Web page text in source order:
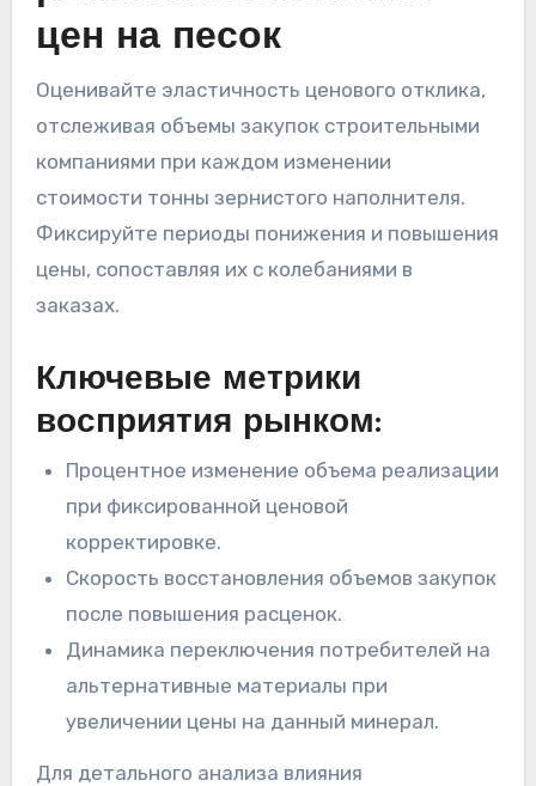
цен на песок
Оценивайте эластичность ценового отклика,
отслеживая объемы закупок строительными
компаниями при каждом изменении
стоимости тонны зернистого наполнителя.
Фиксируйте периоды понижения и повышения
цены, сопоставляя их с колебаниями в
заказах.
Ключевые метрики
восприятия рынком:
Процентное изменение объема реализации
при фиксированной ценовой
корректировке.
Скорость восстановления объемов закупок
после повышения расценок.
Динамика переключения потребителей на
альтернативные материалы при
увеличении цены на данный минерал.
Для детального анализа влияния